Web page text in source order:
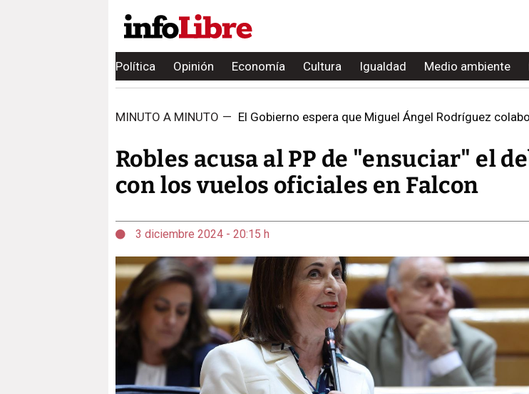
Política Opinión Economía Cultura Igualdad Medio ambiente
MINUTO A MINUTO — El Gobierno espera que Miguel Ángel Rodríguez
Robles acusa al PP de "ensuciar" el
con los vuelos oficiales en Falcon
3 diciembre 2024 - 20:15 h